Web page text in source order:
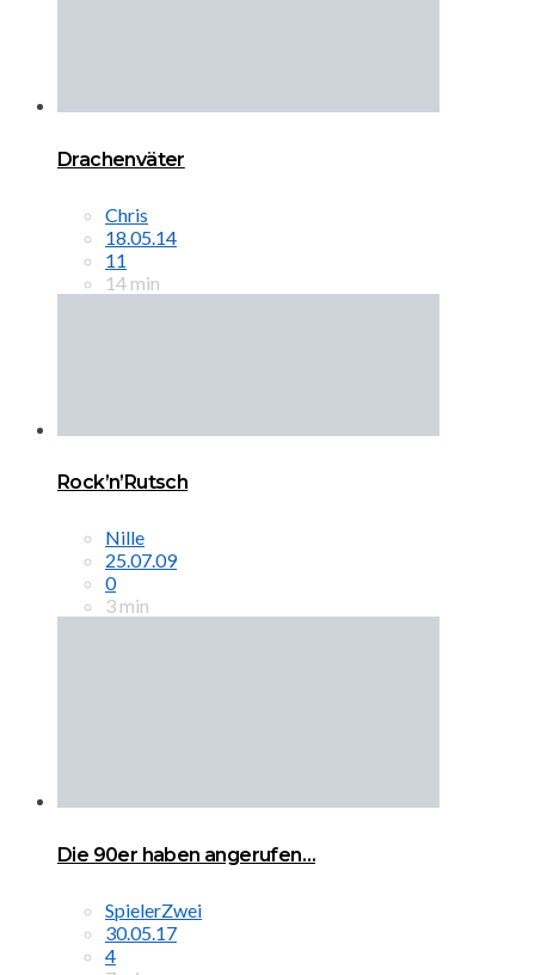
Drachenväter
Chris
18.05.14
11
14 min
Rock’n’Rutsch
Nille
25.07.09
0
3 min
Die 90er haben angerufen…
SpielerZwei
30.05.17
4